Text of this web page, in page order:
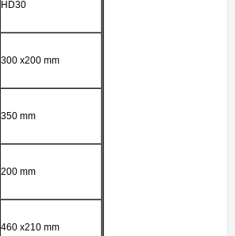
HD30
300 x200 mm
350 mm
200 mm
460 x210 mm